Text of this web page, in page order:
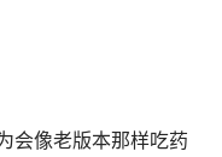
会像老版本那样吃药